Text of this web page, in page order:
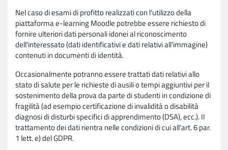
Nel caso di esami di profitto realizzati con l'utilizzo della
piattaforma e-learning Moodle potrebbe essere richiesto di
fornire ulteriori dati personali idonei al riconoscimento
dell'interessato (dati identificativi e dati relativi all'immagine)
contenuti in documenti di identità.
Occasionalmente potranno essere trattati dati relativi allo
stato di salute per le richieste di ausili o tempi aggiuntivi per il
sostenimento della prova da parte di studenti in condizione di
fragilità (ad esempio certificazione di invalidità o disabilità
diagnosi di disturbi specifici di apprendimento (DSA), ecc.). Il
trattamento dei dati rientra nelle condizioni di cui all'art. 6 par.
1 lett. e) del GDPR.